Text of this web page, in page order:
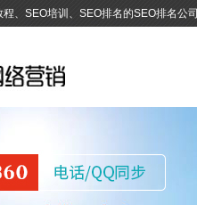
、SEO培训、SEO排名的SEO排名公司